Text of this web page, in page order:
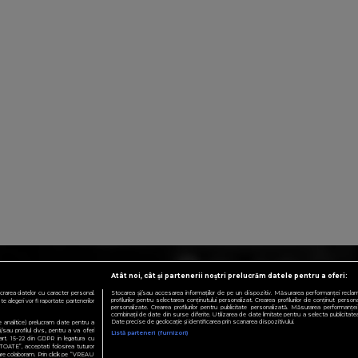
datelor cu caracter personal.
alegeri vor fi raportate partenerilor
prelucram date pentru a
profilul dvs., pentru a va oferi
15-22 din GDPR in legatura cu
TOATE”, acceptati folosirea tuturor
colaboram. Prin click pe “VREAU
Atât noi, cât și partenerii noștri prelucrăm datele pentru a oferi:
Stocarea și/sau accesarea informațiilor de pe un dispozitiv. Măsurarea performanței
profilurilor pentru selectarea conținutului personalizat. Crearea profilurilor de conținut
personalizate. Crearea profilurilor pentru publicitate personalizată. Măsurarea
combinații de date din surse diferite. Utilizarea de date limitate pentru a selecta
Date precise de geolocație și identificarea prin scanarea dispozitivului.
Listă parteneri (furnizori)